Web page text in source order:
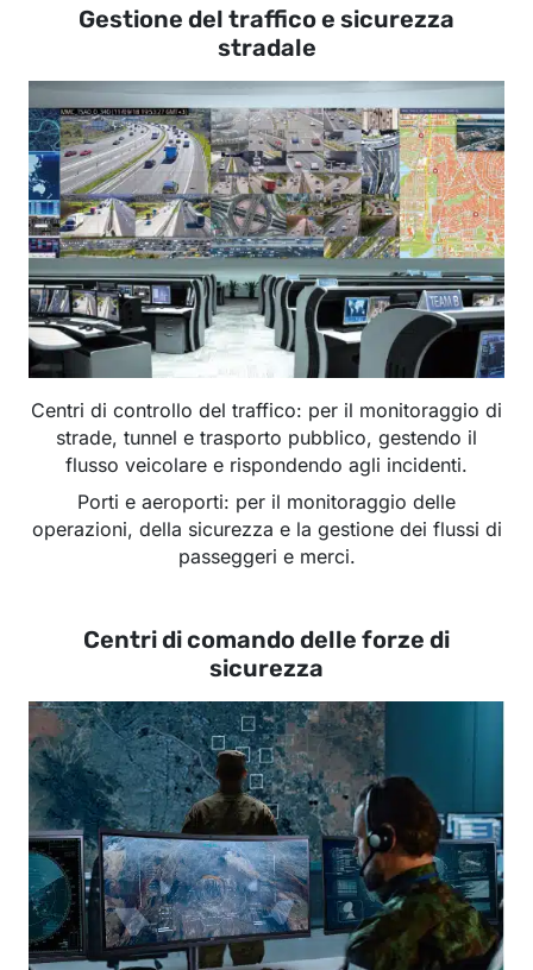
Gestione del traffico e sicurezza
stradale
Centri di controllo del traffico: per il monitoraggio di
strade, tunnel e trasporto pubblico, gestendo il
flusso veicolare e rispondendo agli incidenti.
Porti e aeroporti: per il monitoraggio delle
operazioni, della sicurezza e la gestione dei flussi di
passeggeri e merci.
Centri di comando delle forze di
sicurezza